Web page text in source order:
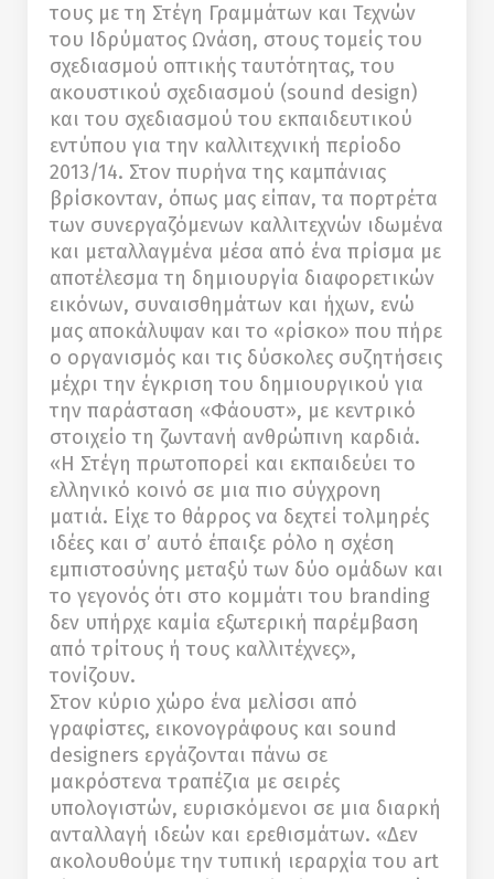
τους με τη Στέγη Γραμμάτων και Τεχνών
του Ιδρύματος Ωνάση, στους τομείς του
σχεδιασμού οπτικής ταυτότητας, του
ακουστικού σχεδιασμού (sound design)
και του σχεδιασμού του εκπαιδευτικού
εντύπου για την καλλιτεχνική περίοδο
2013/14. Στον πυρήνα της καμπάνιας
βρίσκονταν, όπως μας είπαν, τα πορτρέτα
των συνεργαζόμενων καλλιτεχνών ιδωμένα
και μεταλλαγμένα μέσα από ένα πρίσμα με
αποτέλεσμα τη δημιουργία διαφορετικών
εικόνων, συναισθημάτων και ήχων, ενώ
μας αποκάλυψαν και το «ρίσκο» που πήρε
ο οργανισμός και τις δύσκολες συζητήσεις
μέχρι την έγκριση του δημιουργικού για
την παράσταση «Φάουστ», με κεντρικό
στοιχείο τη ζωντανή ανθρώπινη καρδιά.
«Η Στέγη πρωτοπορεί και εκπαιδεύει το
ελληνικό κοινό σε μια πιο σύγχρονη
ματιά. Είχε το θάρρος να δεχτεί τολμηρές
ιδέες και σ’ αυτό έπαιξε ρόλο η σχέση
εμπιστοσύνης μεταξύ των δύο ομάδων και
το γεγονός ότι στο κομμάτι του branding
δεν υπήρχε καμία εξωτερική παρέμβαση
από τρίτους ή τους καλλιτέχνες»,
τονίζουν.
Στον κύριο χώρο ένα μελίσσι από
γραφίστες, εικονογράφους και sound
designers εργάζονται πάνω σε
μακρόστενα τραπέζια με σειρές
υπολογιστών, ευρισκόμενοι σε μια διαρκή
ανταλλαγή ιδεών και ερεθισμάτων. «Δεν
ακολουθούμε την τυπική ιεραρχία του art